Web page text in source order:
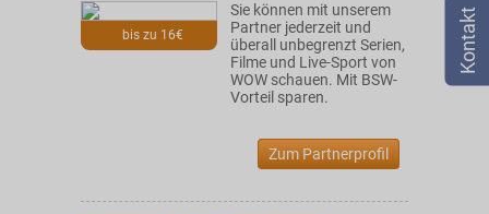
☎ 0800 - 279 25 82
bis zu 16€
Sie können mit unserem
Partner jederzeit und
überall unbegrenzt Serien,
Filme und Live-Sport von
WOW schauen. Mit BSW-
Vorteil sparen.
Zum Partnerprofil